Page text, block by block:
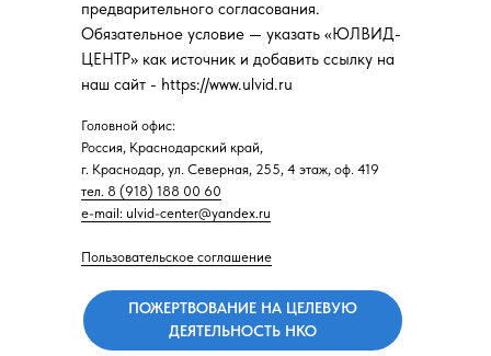
Головной офис:
Россия, Краснодарский край,
г. Краснодар, ул. Северная, 255, 4 этаж, оф. 419
тел. 8 (918) 188 00 60
e-mail: ulvid-center@yandex.ru
Пользовательское соглашение
предварительного согласования.
Обязательное условие — указать «ЮЛВИД-
ЦЕНТР» как источник и добавить ссылку на
наш сайт - https://www.ulvid.ru
ПОЖЕРТВОВАНИЕ НА ЦЕЛЕВУЮ
ДЕЯТЕЛЬНОСТЬ НКО